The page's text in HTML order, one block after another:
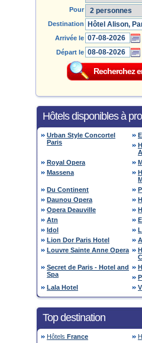
Pour
Destination
Arrivée le
Départ le
Hôtels disponibles à
Urban Style Concortel
Paris
Royal Opera
Massena
Du Continent
Daunou Opera
Opera Deauville
Atn
Idol
Lion Dor Paris Hotel
Louvre Sainte Anne Opera
Secret de Paris - Hotel and
Spa
Lala Hotel
Top destination
Hôtels France